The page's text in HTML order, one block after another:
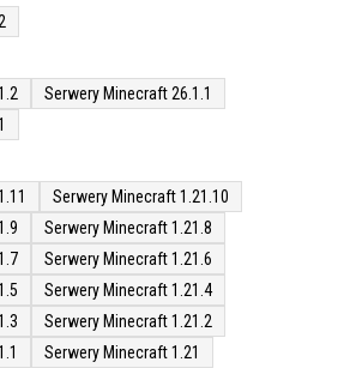
Serwery Minecraft 26.1.1
Serwery Minecraft 1.21.10
Serwery Minecraft 1.21.8
Serwery Minecraft 1.21.6
Serwery Minecraft 1.21.4
Serwery Minecraft 1.21.2
Serwery Minecraft 1.21